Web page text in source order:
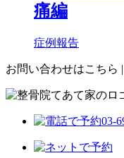
痛編
症例報告
お問い合わせはこちら